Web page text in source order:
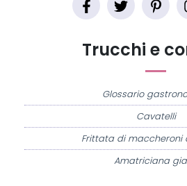
Trucchi e
Glossario
Cavatelli
Frittata di maccheroni
Amatriciana